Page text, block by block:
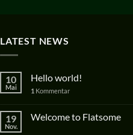
LATEST NEWS
10
Mai
Hello world!
1 Kommentar
19
Nov.
Welcome to Flatsome